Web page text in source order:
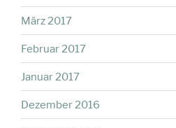
März 2017
Februar 2017
Januar 2017
Dezember 2016